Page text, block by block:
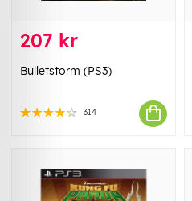
207 kr
Bulletstorm (PS3)
314